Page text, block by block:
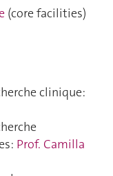
(core facilities)
clinique:
Prof. Camilla